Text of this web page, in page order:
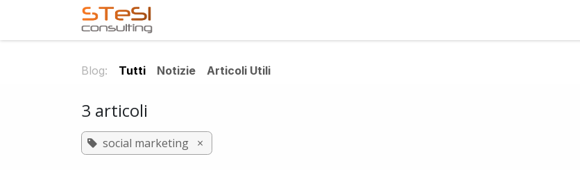
Passa al contenuto
Blog: Tutti Notizie Articoli Utili
3 articoli
social marketing ×